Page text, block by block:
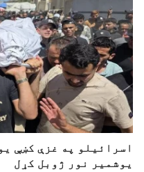
اسرائیلو په غزې کښې
یوشمیر نور ژوبل کړل